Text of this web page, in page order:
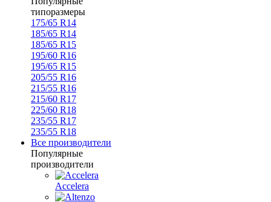
типоразмеры
175/65 R14
185/65 R14
185/65 R15
195/60 R16
195/65 R15
205/55 R16
215/55 R16
215/60 R17
225/60 R18
235/55 R17
235/55 R18
Все производители
Популярные
производители
Accelera